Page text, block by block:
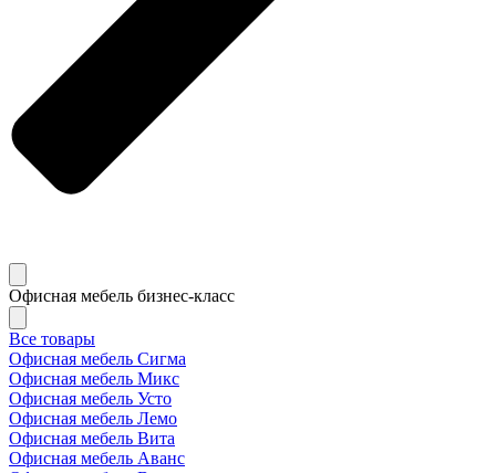
Офисная мебель бизнес-класс
Все товары
Офисная мебель Сигма
Офисная мебель Микс
Офисная мебель Усто
Офисная мебель Лемо
Офисная мебель Вита
Офисная мебель Аванс